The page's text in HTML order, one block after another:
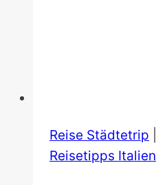
Reise Städtetrip
Reisetipps Italien